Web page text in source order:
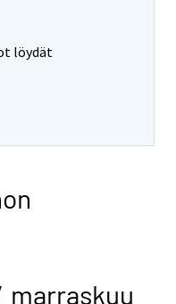
löydät
marraskuu